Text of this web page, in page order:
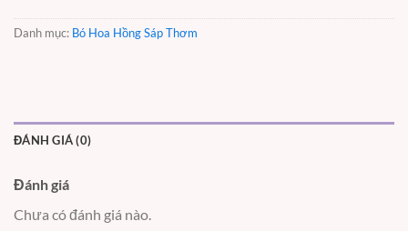
Danh mục: Bó Hoa Hồng Sáp Thơm
ĐÁNH GIÁ (0)
Đánh giá
Chưa có đánh giá nào.